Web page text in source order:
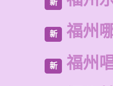
新
新 福州
新 福州